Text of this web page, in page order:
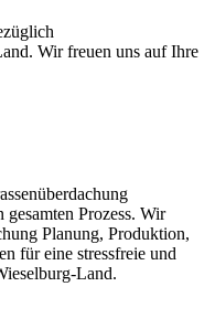
Wir freuen uns auf Ihre
Prozess. Wir
Planung, Produktion,
für eine stressfreie und
Land.